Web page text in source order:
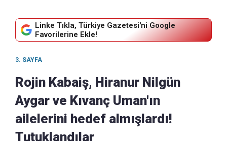
Linke Tıkla, Türkiye Gazetesi'ni Google
Favorilerine Ekle!
3. SAYFA
Rojin Kabaiş, Hiranur Nilgün
Aygar ve Kıvanç Uman'ın
ailelerini hedef almışlardı!
Tutuklandılar